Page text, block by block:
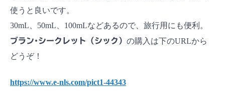
使うと良いです。
30mL、50mL、100mLなどあるので、旅行用にも便利。
ブラン･シークレット（シック） の購入は下のURLから
どうぞ！
https://www.e-nls.com/pict1-44343